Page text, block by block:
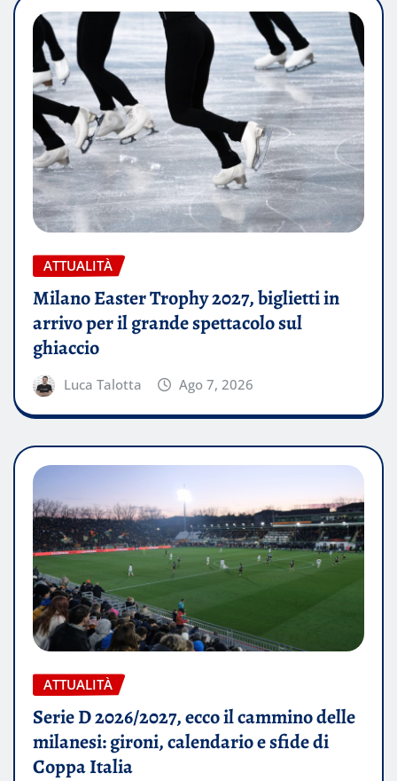
ATTUALITÀ
Milano Easter Trophy 2027, biglietti in
arrivo per il grande spettacolo sul
ghiaccio
Luca Talotta Ago 7, 2026
ATTUALITÀ
Serie D 2026/2027, ecco il cammino delle
milanesi: gironi, calendario e sfide di
Coppa Italia